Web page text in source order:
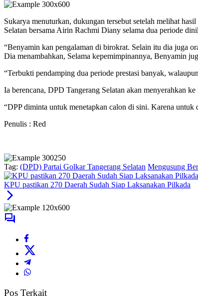
Sukarya menuturkan, dukungan tersebut setelah melihat
Selatan bersama Airin Rachmi Diany selama dua periode
“Benyamin kan pengalaman di birokrat. Selain itu dia juga
Dia menambahkan, Selama kepemimpinannya, Benyamin
“Terbukti pendamping dua periode prestasi banyak,
Ia berencana, DPD Tangerang Selatan akan menyerahkan
“DPP diminta untuk menetapkan calon di sini. Karena
Penulis : Red
Tag: (DPD) Partai Golkar Tangerang Selatan Mengusung
KPU pastikan 270 Daerah Sudah Siap Laksanakan Pilkada
Pos Terkait